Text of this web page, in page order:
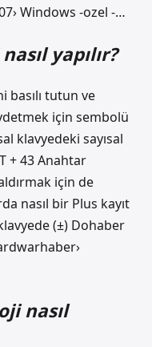
Windows -ozel -…
yapılır?
basılı tutun ve
için sembolü
klavyedeki sayısal
+ 43 Anahtar
için de
nasıl bir Plus kayıt
(±) Dohaber
nasıl